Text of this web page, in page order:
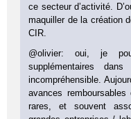
ce secteur d’activité.
maquiller de la création
CIR.
@olivier: oui, je
supplémentaires
incompréhensible.
avances
rares, et souvent